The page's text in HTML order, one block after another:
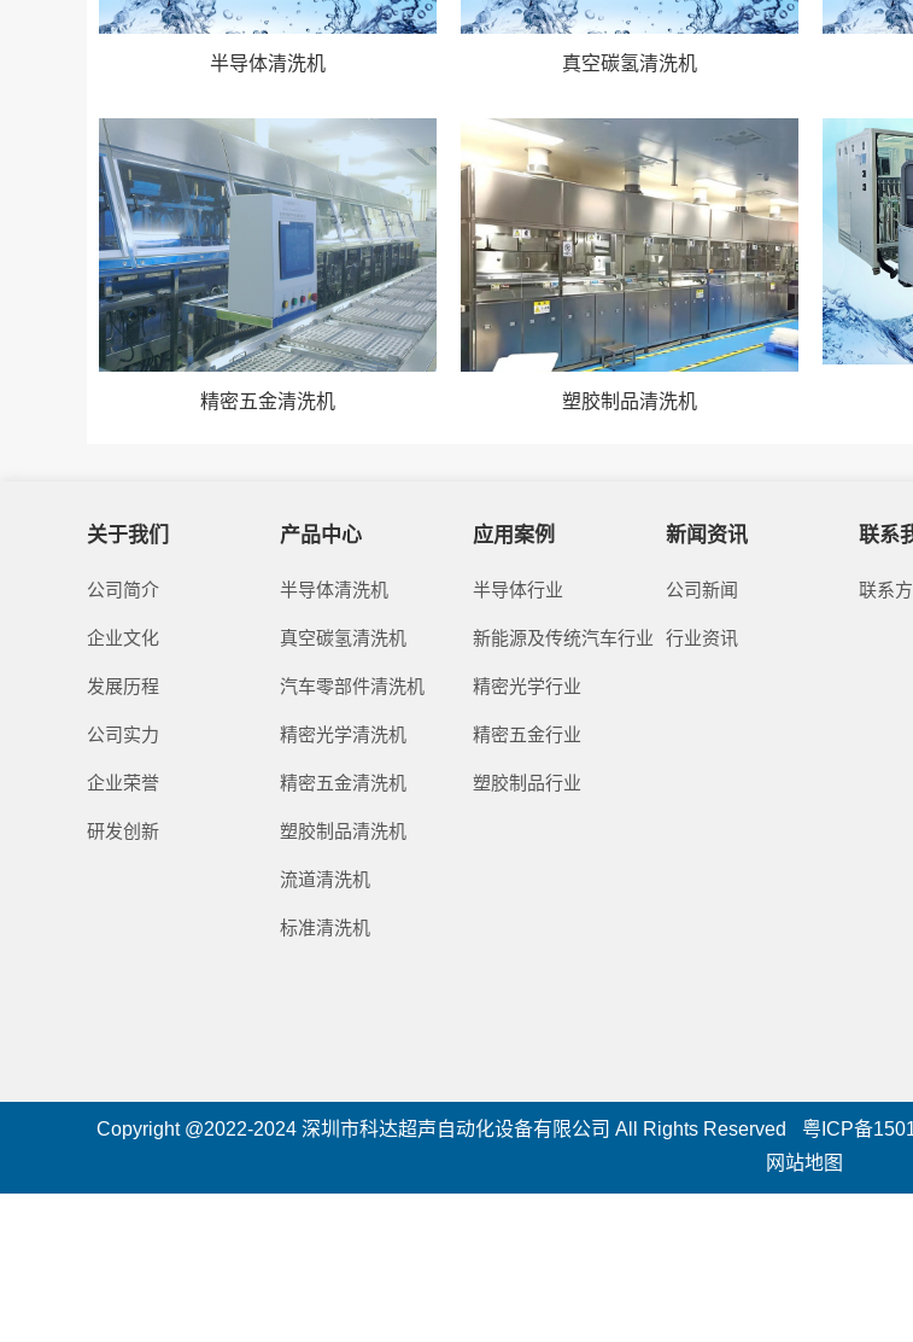
半导体清洗机 真空碳氢清洗机
精密五金清洗机 塑胶制品清洗机
关于我们
公司简介
企业文化
发展历程
公司实力
企业荣誉
研发创新
产品中心
半导体清洗机
真空碳氢清洗机
汽车零部件清洗机
精密光学清洗机
精密五金清洗机
塑胶制品清洗机
流道清洗机
标准清洗机
应用案例
半导体行业
新能源及传统汽车行业
精密光学行业
精密五金行业
塑胶制品行业
新闻资讯
公司新闻
行业资讯
联系
联系
Copyright @2022-2024 深圳市科达超声自动化设备有限公司 All Rights Reserved 粤ICP备
网站地图